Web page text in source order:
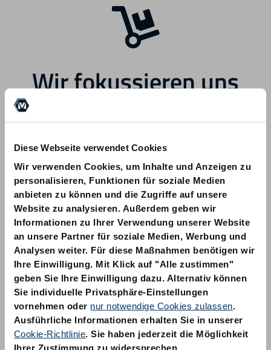
Diese Webseite verwendet Cookies
Wir verwenden Cookies, um Inhalte und Anzeigen zu
personalisieren, Funktionen für soziale Medien
anbieten zu können und die Zugriffe auf unsere
Website zu analysieren. Außerdem geben wir
Informationen zu Ihrer Verwendung unserer Website
an unsere Partner für soziale Medien, Werbung und
Analysen weiter. Für diese Maßnahmen benötigen wir
Ihre Einwilligung. Mit Klick auf "Alle zustimmen"
geben Sie Ihre Einwilligung dazu. Alternativ können
Sie individuelle Privatsphäre-Einstellungen
vornehmen oder nur notwendige Cookies zulassen.
Ausführliche Informationen erhalten Sie in unserer
Cookie-Richtlinie. Sie haben jederzeit die Möglichkeit
Ihrer Zustimmung zu widersprechen.
Wir fokussieren uns
zukünftig auf andere
Bereiche.
Bei Fragen zu Ihrer Bestellung wenden
Sie sich bitte an info@am-quality.com
AM Quality GmbH